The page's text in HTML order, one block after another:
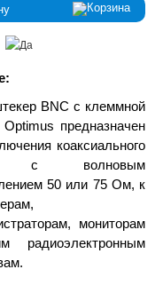
BNC с клеммной
Optimus предназначен
коаксиального
c волновым
50 или 75 Ом, к
мониторам
радиоэлектронным